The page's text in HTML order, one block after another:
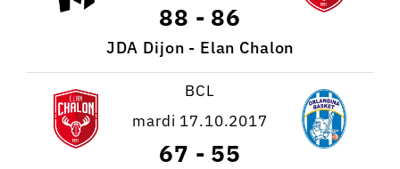
88 - 86
JDA Dijon - Elan Chalon
BCL
mardi 17.10.2017
67 - 55